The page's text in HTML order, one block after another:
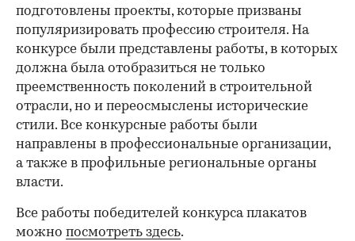
подготовлены проекты, которые призваны
популяризировать профессию строителя. На
конкурсе были представлены работы, в которых
должна была отобразиться не только
преемственность поколений в строительной
отрасли, но и переосмыслены исторические
стили. Все конкурсные работы были
направлены в профессиональные организации,
а также в профильные региональные органы
власти.
Все работы победителей конкурса плакатов
можно посмотреть здесь.